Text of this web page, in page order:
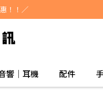
！！／
響｜耳機 配件